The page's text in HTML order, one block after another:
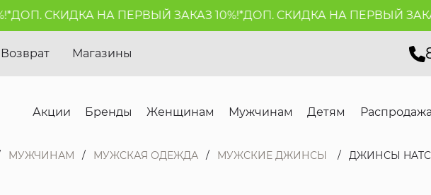
СКИДКА НА ПЕРВЫЙ ЗАКАЗ 10%!*ДОП. СКИДКА НА ПЕРВЫЙ ЗАКАЗ
Возврат Магазины
Акции Бренды Женщинам Мужчинам Детям Распродажа
МУЖЧИНАМ МУЖСКАЯ ОДЕЖДА МУЖСКИЕ ДЖИНСЫ ДЖИНСЫ